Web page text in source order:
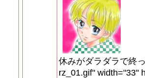
休みがダラダラで終
rz_01.gif" width="33"